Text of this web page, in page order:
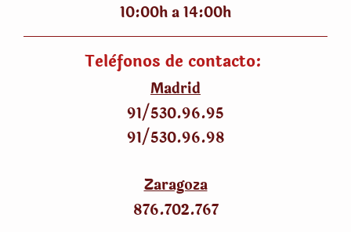
10:00h a 14:00h
Telèfonos de contacto:
Madrid
91/530.96.95
91/530.96.98
Zaragoza
876.702.767